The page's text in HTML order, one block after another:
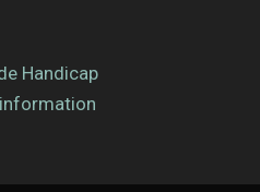
Handicap